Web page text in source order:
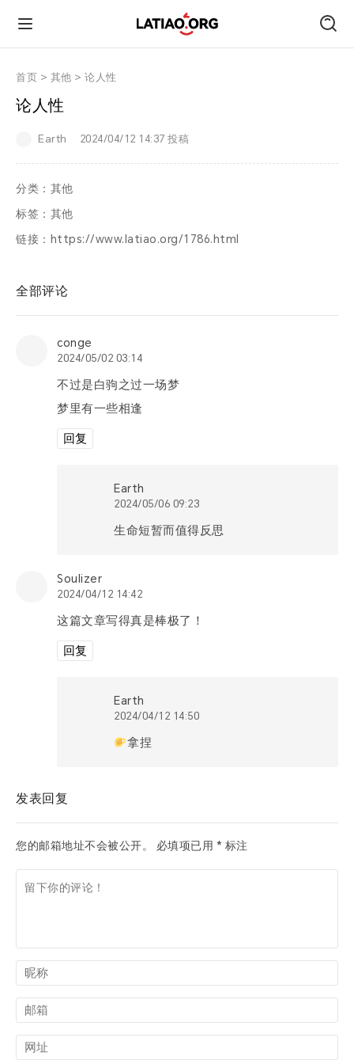
首页
技术
旅行
跑遍中国
首页 > 其他 > 论人性
论人性
Earth 2024/04/12 14:37 投稿
分类： 其他
标签： 其他
链接： https://www.latiao.org/1786.html
全部评论
conge
2024/05/02 03:14
不过是白驹之过一场梦
梦里有一些相逢
回复
Earth
2024/05/06 09:23
生命短暂而值得反思
Soulizer
2024/04/12 14:42
这篇文章写得真是棒极了！
回复
Earth
2024/04/12 14:50
拿捏
发表回复
您的邮箱地址不会被公开。 必填项已用 * 标注